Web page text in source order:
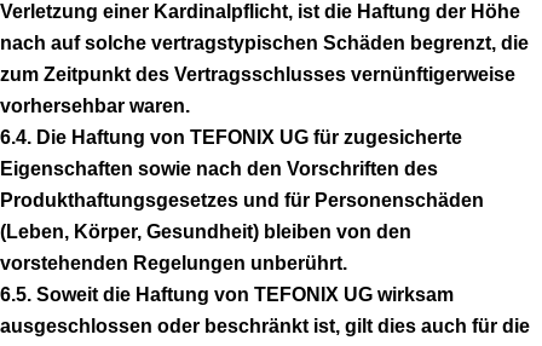
Verletzung einer Kardinalpflicht, ist die Haftung der Höhe
nach auf solche vertragstypischen Schäden begrenzt, die
zum Zeitpunkt des Vertragsschlusses vernünftigerweise
vorhersehbar waren.
6.4. Die Haftung von TEFONIX UG für zugesicherte
Eigenschaften sowie nach den Vorschriften des
Produkthaftungsgesetzes und für Personenschäden
(Leben, Körper, Gesundheit) bleiben von den
vorstehenden Regelungen unberührt.
6.5. Soweit die Haftung von TEFONIX UG wirksam
ausgeschlossen oder beschränkt ist, gilt dies auch für die